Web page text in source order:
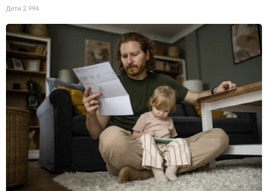
Дети 2 994